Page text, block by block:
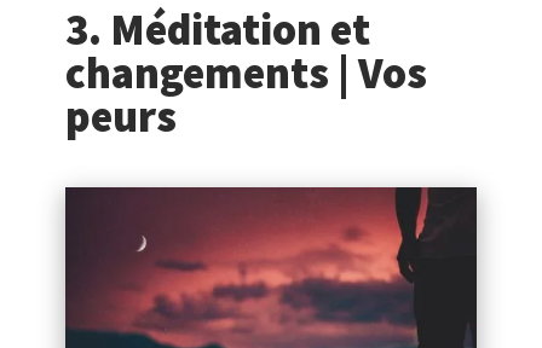
3. Méditation et
changements | Vos
peurs